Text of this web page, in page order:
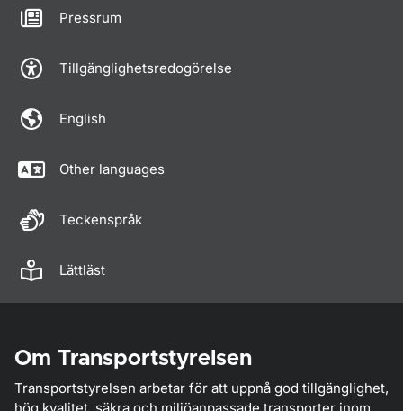
Pressrum
Tillgänglighetsredogörelse
English
Other languages
Teckenspråk
Lättläst
Om Transportstyrelsen
Transportstyrelsen arbetar för att uppnå god tillgänglighet,
hög kvalitet, säkra och miljöanpassade transporter inom